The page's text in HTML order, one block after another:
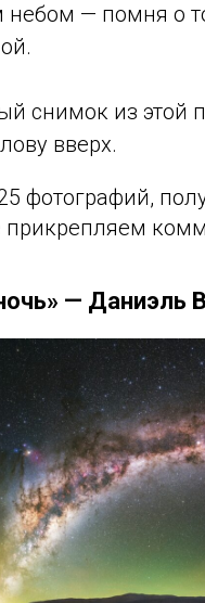
— помня о
снимок из этой
вверх.
фотографий,
— Даниэль